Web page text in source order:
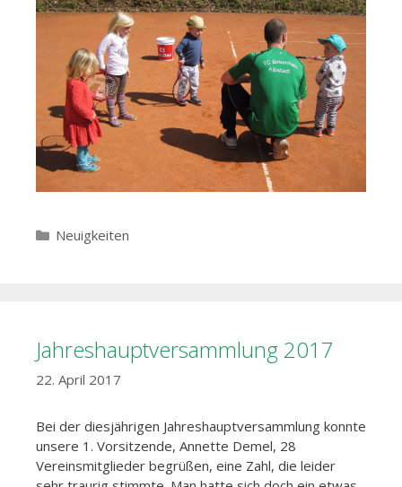
Kategorien
Neuigkeiten
Jahreshauptversammlung 2017
22. April 2017
Bei der diesjährigen Jahreshauptversammlung konnte
unsere 1. Vorsitzende, Annette Demel, 28
Vereinsmitglieder begrüßen, eine Zahl, die leider